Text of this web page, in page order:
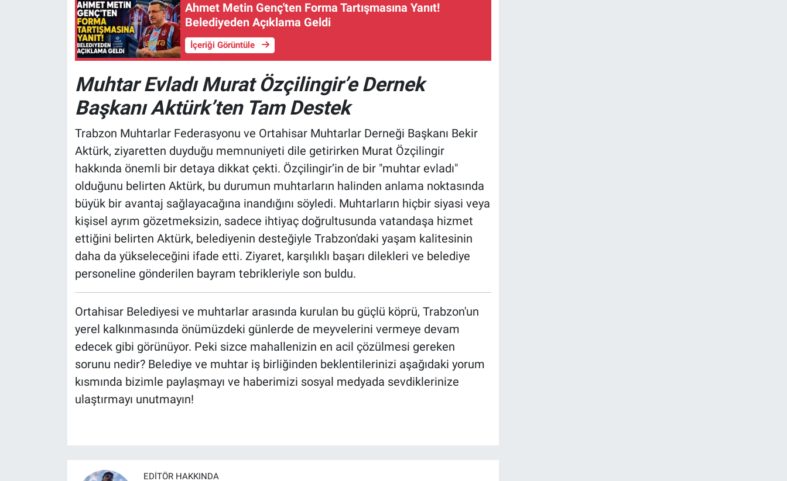
Ahmet Metin Genç'ten Forma Tartışmasına Yanıt!
Belediyeden Açıklama Geldi
İçeriği Görüntüle
Muhtar Evladı Murat Özçilingir’e Dernek
Başkanı Aktürk’ten Tam Destek
Trabzon Muhtarlar Federasyonu ve Ortahisar Muhtarlar Derneği Başkanı Bekir
Aktürk, ziyaretten duyduğu memnuniyeti dile getirirken Murat Özçilingir
hakkında önemli bir detaya dikkat çekti. Özçilingir’in de bir "muhtar evladı"
olduğunu belirten Aktürk, bu durumun muhtarların halinden anlama noktasında
büyük bir avantaj sağlayacağına inandığını söyledi. Muhtarların hiçbir siyasi veya
kişisel ayrım gözetmeksizin, sadece ihtiyaç doğrultusunda vatandaşa hizmet
ettiğini belirten Aktürk, belediyenin desteğiyle Trabzon'daki yaşam kalitesinin
daha da yükseleceğini ifade etti. Ziyaret, karşılıklı başarı dilekleri ve belediye
personeline gönderilen bayram tebrikleriyle son buldu.
Ortahisar Belediyesi ve muhtarlar arasında kurulan bu güçlü köprü, Trabzon'un
yerel kalkınmasında önümüzdeki günlerde de meyvelerini vermeye devam
edecek gibi görünüyor. Peki sizce mahallenizin en acil çözülmesi gereken
sorunu nedir? Belediye ve muhtar iş birliğinden beklentilerinizi aşağıdaki yorum
kısmında bizimle paylaşmayı ve haberimizi sosyal medyada sevdiklerinize
ulaştırmayı unutmayın!
EDITÖR HAKKINDA